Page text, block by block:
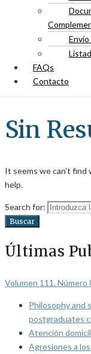
FAQs
Contacto
Sin
It seems we can’t find
help.
Search for:
Buscar
Últimas
Volumen 111. Número
Philosophy and
postgraduates
Atención
Agresiones a